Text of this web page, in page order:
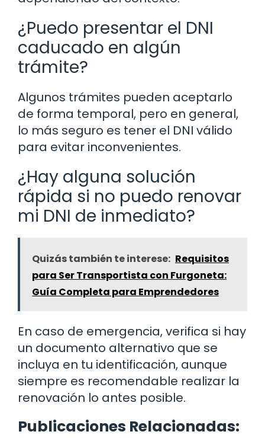
¿Puedo presentar el DNI
caducado en algún
trámite?
Algunos trámites pueden aceptarlo
de forma temporal, pero en general,
lo más seguro es tener el DNI válido
para evitar inconvenientes.
¿Hay alguna solución
rápida si no puedo renovar
mi DNI de inmediato?
Quizás también te interese: Requisitos
para Ser Transportista con Furgoneta:
Guía Completa para Emprendedores
En caso de emergencia, verifica si hay
un documento alternativo que se
incluya en tu identificación, aunque
siempre es recomendable realizar la
renovación lo antes posible.
Publicaciones Relacionadas: